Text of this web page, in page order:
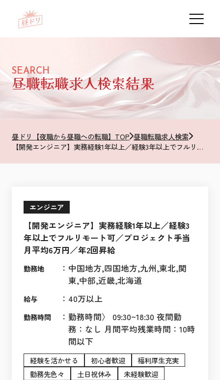
SEARCH
昼職転職求人検索結果
昼ドリ【夜職から昼職への転職】TOP 昼職転職求人検索
【開発エンジニア】実務経験1年以上／経験3年以上でフルリモート可／プロジェクト手当月平均6万円／年2回昇給
エンジニア
【開発エンジニア】実務経験1年以上／経験3
年以上でフルリモート可／プロジェクト手当
月平均6万円／年2回昇給
勤務地 ： 中国地方,四国地方,九州,東北,関
東,中部,近畿,北海道
給与 ： 40万以上
勤務時間 ： 勤務時間〉 09:30~18:30 夜間勤
務：なし 月間平均残業時間：10時
間以下
経験を活かせる 初心者歓迎
福利厚生充実
勤務先色々
土日祝休み
未経験歓迎